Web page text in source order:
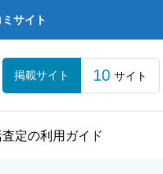
サイト
掲載サイト 10 サイト
定の利用ガイド